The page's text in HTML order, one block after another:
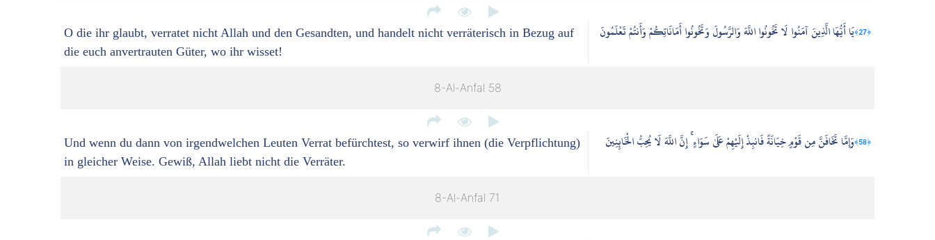
O die ihr glaubt, verratet nicht Allah und den Gesandten, und handelt nicht verräterisch in Bezug auf
die euch anvertrauten Güter, wo ihr wisset!
﴿27﴾ يَا أَيُّهَا الَّذِينَ آمَنُوا لَا تَخُونُوا اللَّهَ وَالرَّسُولَ وَتَخُونُوا أَمَانَاتِكُمْ وَأَنتُمْ تَعْلَمُونَ
8-Al-Anfal 58
Und wenn du dann von irgendwelchen Leuten Verrat befürchtest, so verwirf ihnen (die Verpflichtung)
in gleicher Weise. Gewiß, Allah liebt nicht die Verräter.
﴿58﴾ وَإِمَّا تَخَافَنَّ مِن قَوْمٍ خِيَانَةً فَانبِذْ إِلَيْهِمْ عَلَىٰ سَوَاءٍ ۚ إِنَّ اللَّهَ لَا يُحِبُّ الْخَائِنِينَ
8-Al-Anfal 71